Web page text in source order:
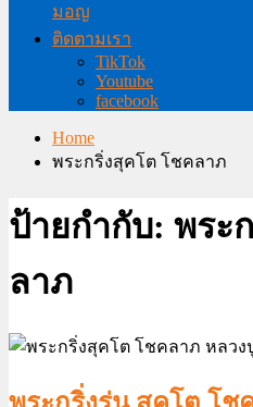
มอญ
ติดตามเรา
TikTok
Youtube
facebook
Home
พระกริ่งสุคโต โชคลาภ
ป้ายกำกับ: พระ
ลาภ